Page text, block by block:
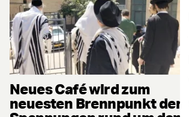
Neues Café wird zum
neuesten Brennpunkt der